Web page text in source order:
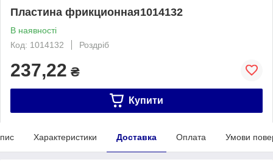
Пластина фрикционная1014132
В наявності
Код: 1014132
Роздріб
237,22 ₴
Купити
Характеристики Доставка Оплата Умови